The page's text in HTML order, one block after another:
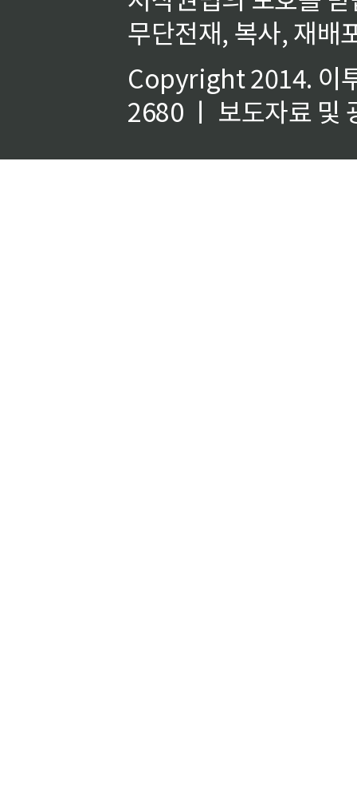
무단전재, 복사, 재배
Copyright 2014. 이
2680 ㅣ 보도자료